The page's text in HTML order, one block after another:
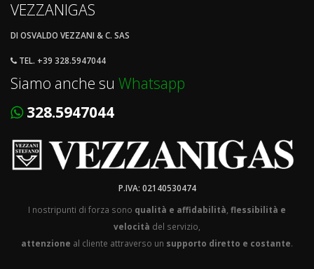
VEZZANIGAS
DI OSVALDO VEZZANI & C. SAS
TEL. +39 328.5947044
Siamo anche su Whatsapp
328.5947044
P.IVA: 02140530474
I nostripunti di forza sono qualità e affidabilità flessibilità e
velocità del servizio,
attenzione al cliente attraverso un supporto diretto e costante.